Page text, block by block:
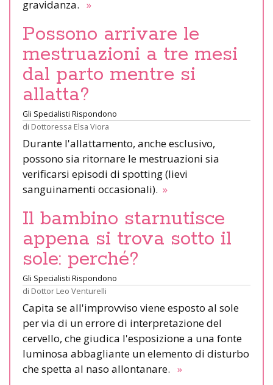
gravidanza. »
Possono arrivare le
mestruazioni a tre mesi
dal parto mentre si
allatta?
Gli Specialisti Rispondono
di Dottoressa Elsa Viora
Durante l'allattamento, anche esclusivo,
possono sia ritornare le mestruazioni sia
verificarsi episodi di spotting (lievi
sanguinamenti occasionali). »
Il bambino starnutisce
appena si trova sotto il
sole: perché?
Gli Specialisti Rispondono
di Dottor Leo Venturelli
Capita se all'improvviso viene esposto al sole
per via di un errore di interpretazione del
cervello, che giudica l'esposizione a una fonte
luminosa abbagliante un elemento di disturbo
che spetta al naso allontanare. »